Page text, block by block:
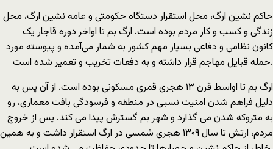
حاکم‌ نشین ارگ، محل استقرار دستگاه حکومتی و عامه‌ نشین ارگ، محل
زندگی و کسب و کار مردم بوده است. ارگ بم تا اواخر دوره قاجار یک
کانون نظامی و دفاعی بسیار مهم کشور به شمار می‌آمده و پیوسته مورد
حمله قبایل مهاجم قرار داشته و به دفعات تخریب و تعمیر شده است.
ارگ بم تا اواسط قرن ۱۳ هجری قمری مسکونی بوده است. از آن پس به
دلیل فراهم شدن امنیت نسبی در منطقه و فرسودگی بافت معماری، رو
به متروکه شدن می گذارد و شهر بم گسترش پیدا می کند. پس از خروج
مردم، ارتش تا سال ۱۳۰۹ هجری شمسی در ارگ استقرار داشت و به همین